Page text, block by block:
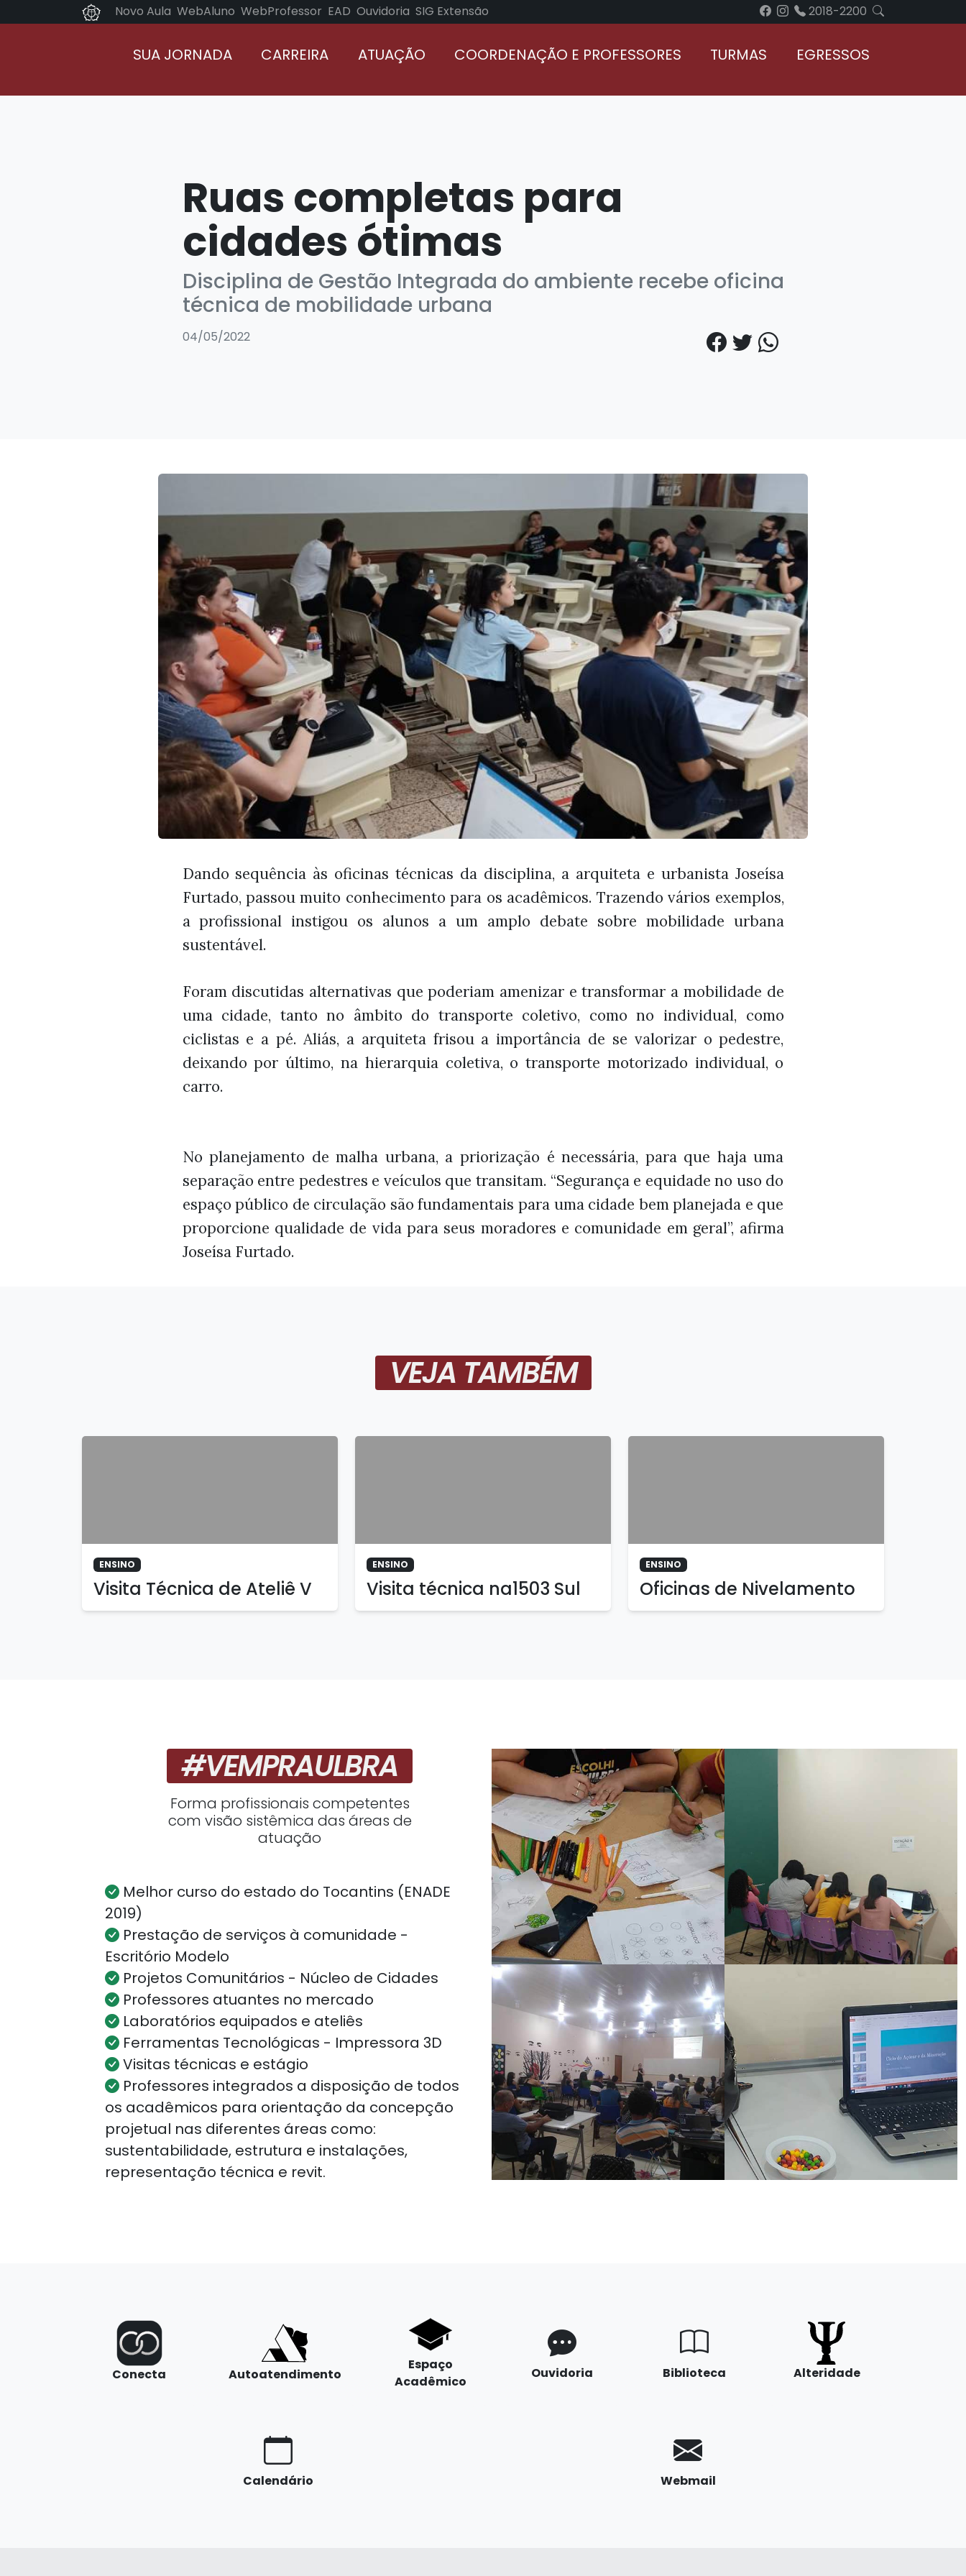
Novo Aula WebAluno WebProfessor EAD Ouvidoria SIG Extensão 2018-2200
SUA JORNADA CARREIRA ATUAÇÃO COORDENAÇÃO E PROFESSORES TURMAS EGRESSOS
Ruas completas para
cidades ótimas
Disciplina de Gestão Integrada do ambiente recebe oficina
técnica de mobilidade urbana
04/05/2022
Dando sequência às oficinas técnicas da disciplina, a arquiteta e urbanista Joseísa
Furtado, passou muito conhecimento para os acadêmicos. Trazendo vários exemplos,
a profissional instigou os alunos a um amplo debate sobre mobilidade urbana
sustentável.
Foram discutidas alternativas que poderiam amenizar e transformar a mobilidade de
uma cidade, tanto no âmbito do transporte coletivo, como no individual, como
ciclistas e a pé. Aliás, a arquiteta frisou a importância de se valorizar o pedestre,
deixando por último, na hierarquia coletiva, o transporte motorizado individual, o
carro.
No planejamento de malha urbana, a priorização é necessária, para que haja uma
separação entre pedestres e veículos que transitam. “Segurança e equidade no uso do
espaço público de circulação são fundamentais para uma cidade bem planejada e que
proporcione qualidade de vida para seus moradores e comunidade em geral”, afirma
Joseísa Furtado.
VEJA TAMBÉM
ENSINO
Visita Técnica de Ateliê V
ENSINO
Visita técnica na1503 Sul
ENSINO
Oficinas de Nivelamento
#VEMPRAULBRA
Forma profissionais competentes
com visão sistêmica das áreas de
atuação
Melhor curso do estado do Tocantins (ENADE
2019)
Prestação de serviços à comunidade -
Escritório Modelo
Projetos Comunitários - Núcleo de Cidades
Professores atuantes no mercado
Laboratórios equipados e ateliês
Ferramentas Tecnológicas - Impressora 3D
Visitas técnicas e estágio
Professores integrados a disposição de todos
os acadêmicos para orientação da concepção
projetual nas diferentes áreas como:
sustentabilidade, estrutura e instalações,
representação técnica e revit.
Conecta Autoatendimento
Espaço
Acadêmico
Ouvidoria Biblioteca Alteridade
Calendário Webmail